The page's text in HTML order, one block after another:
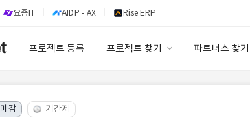
요즘IT AIDP - AX Rise ERP
프로젝트 등록 프로젝트 찾기 파트너스 찾기
감 기간제